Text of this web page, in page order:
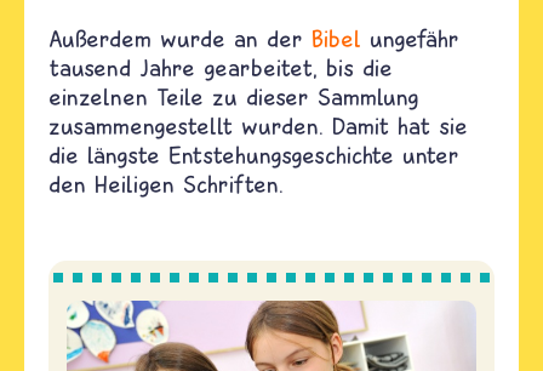
Außerdem wurde an der Bibel ungefähr
tausend Jahre gearbeitet, bis die
einzelnen Teile zu dieser Sammlung
zusammengestellt wurden. Damit hat sie
die längste Entstehungsgeschichte unter
den Heiligen Schriften.